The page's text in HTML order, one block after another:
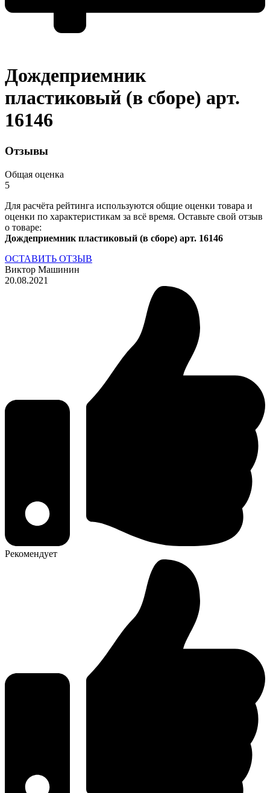
Дождеприемник
пластиковый (в сборе) арт.
16146
Отзывы
Общая оценка
5
Для расчёта рейтинга используются общие оценки товара и
оценки по характеристикам за всё время. Оставьте свой отзыв
о товаре:
Дождеприемник пластиковый (в сборе) арт. 16146
ОСТАВИТЬ ОТЗЫВ
Виктор Машинин
20.08.2021
Рекомендует